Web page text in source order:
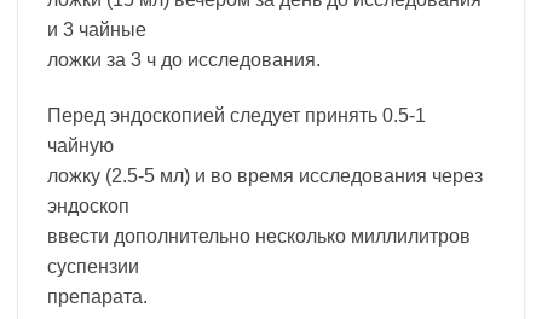
и 3 чайные
ложки за 3 ч до исследования.
Перед эндоскопией следует принять 0.5-1
чайную
ложку (2.5-5 мл) и во время исследования через
эндоскоп
ввести дополнительно несколько миллилитров
суспензии
препарата.